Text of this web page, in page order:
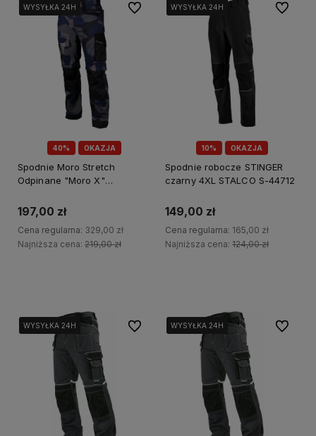
40% OKAZJA
WYSYŁKA 24H
WYSYŁKA 24H
WYSYŁKA 24H
Spodnie Moro Stretch
Odpinane "Moro X"
Powermax S-79180
197,00 zł
Cena regularna: 329,00 zł
Najniższa cena: 219,00 zł
Do ulubionych
10% OKAZJA
WYSYŁKA 24H
WYSYŁKA 24H
WYSYŁKA 24H
Spodnie robocze STINGER
czarny 4XL STALCO S-44712
149,00 zł
Cena regularna: 165,00 zł
Najniższa cena: 124,00 zł
Do
WYSYŁKA 24H
WYSYŁKA 24H
WYSYŁKA 24H Do ulubionychWYSYŁKA 24H
WYSYŁKA 24H
WYSYŁKA 24H Do